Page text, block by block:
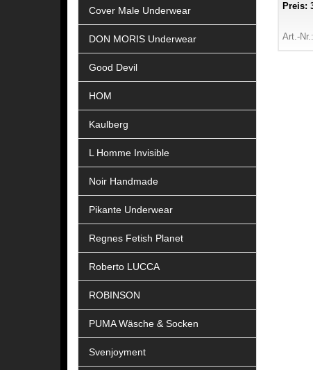
Cover Male Underwear
DON MORIS Underwear
Good Devil
HOM
Kaulberg
L Homme Invisible
Noir Handmade
Pikante Underwear
Regnes Fetish Planet
Roberto LUCCA
ROBINSON
PUMA Wäsche & Socken
Svenjoyment
Preis:
Art.-